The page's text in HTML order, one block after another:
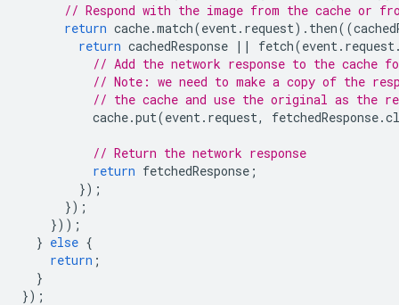
// Respond with the image from the cache or
return cache.match(event. request). then((
return cachedResponse || fetch(event. request
// Add the network response to the
// Note: we need to make a copy of the
// the cache and use the original as the
cache.put(event. request, fetchedResponse.
// Return the network response
return fetchedResponse ;
});
});
}));
} else {
return ;
}
});